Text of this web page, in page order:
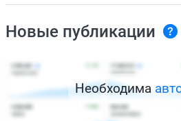
Новые публикации
Необходима